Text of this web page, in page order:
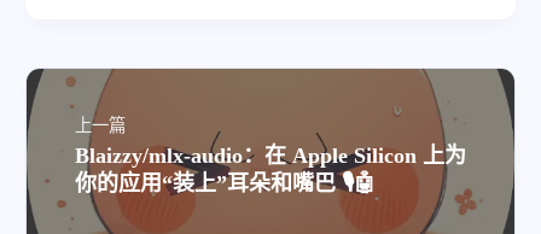
上一篇
Blaizzy/mlx-audio：在 Apple Silicon 上为
你的应用“装上”耳朵和嘴巴 🎙️🤖